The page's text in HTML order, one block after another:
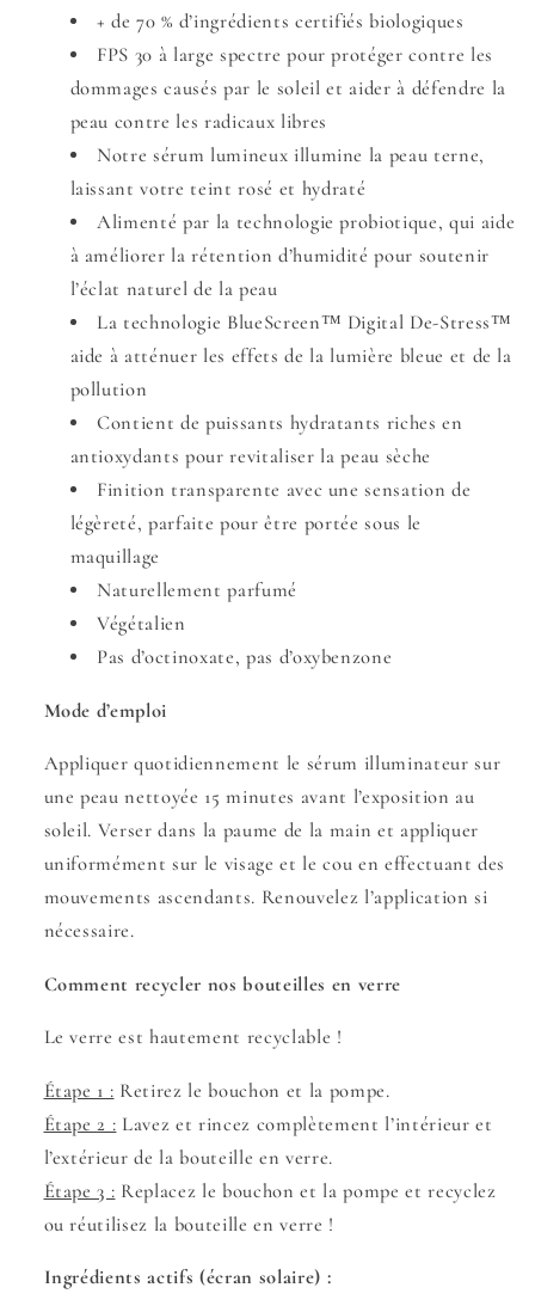
+ de 70 % d’ingrédients certifiés biologiques
FPS 30 à large spectre pour protéger contre les
dommages causés par le soleil et aider à défendre la
peau contre les radicaux libres
Notre sérum lumineux illumine la peau terne,
laissant votre teint rosé et hydraté
Alimenté par la technologie probiotique, qui aide
à améliorer la rétention d’humidité pour soutenir
l’éclat naturel de la peau
La technologie BlueScreen™ Digital De-Stress™
aide à atténuer les effets de la lumière bleue et de la
pollution
Contient de puissants hydratants riches en
antioxydants pour revitaliserla peau sèche
Finition transparente avec une sensation de
légèreté, parfaite pour être portée sous le
maquillage
Naturellement parfumé
Végétalien
Pas d’octinoxate, pas d’oxybenzone
Mode d’emploi
Appliquer quotidiennement le sérum illuminateur sur
une peau nettoyée 15 minutes avant l’exposition au
soleil. Verser dans la paume de la main et appliquer
uniformément sur le visage et le cou en effectuant des
mouvements ascendants. Renouvelez l’application si
nécessaire.
Comment recycler nos bouteilles en verre
Le verre est hautement recyclable !
Étape 1 : Retirez le bouchon et la pompe.
Étape 2 : Lavez et rincez complètement l’intérieur et
l’extérieur de la bouteille en verre.
Étape 3 : Replacez le bouchon et la pompe et recyclez
ou réutilisez la bouteille en verre !
Ingrédients actifs (écran solaire) :